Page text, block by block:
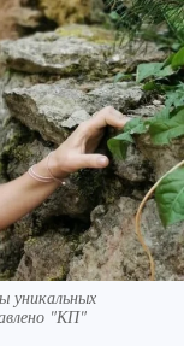
уникальных
"КП"